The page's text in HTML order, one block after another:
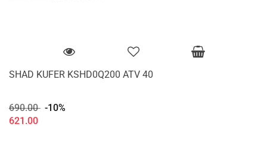
SHAD KUFER KSHD0Q200 ATV 40
690.00 -10%
621.00